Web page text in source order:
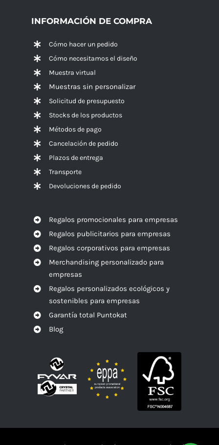
INFORMACIÓN DE COMPRA
Cómo hacer un pedido
Cómo necesitamos el diseño
Muestra virtual
Muestras sin personalizar
Solicitud de presupuesto
Stocks de los productos
Métodos de pago
Cancelación de pedido
Plazos de entrega
Transporte
Devoluciones de pedido
Regalos promocionales para empresas
Regalos publicitarios para empresas
Regalos corporativos para empresas
Merchandising personalizado para
empresas
Regalos personalizados ecológicos y
sostenibles para empresas
Garantía total Puntokat
Blog